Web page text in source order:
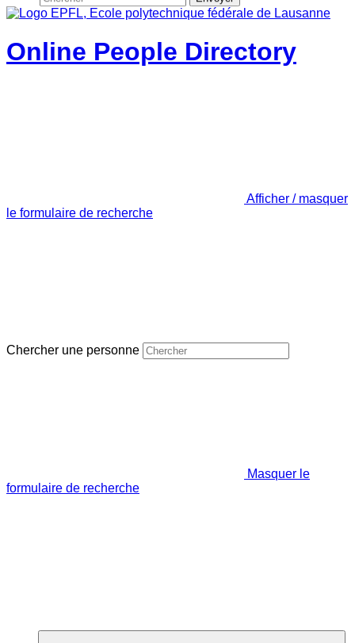
Online People Directory
Afficher / masquer
le formulaire de recherche
Chercher une personne
Masquer le
formulaire de recherche